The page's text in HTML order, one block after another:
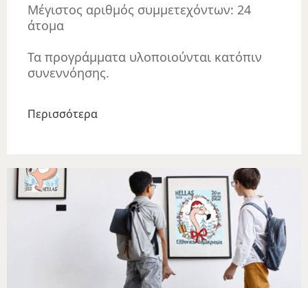
Μέγιστος αριθμός συμμετεχόντων: 24
άτομα
Τα προγράμματα υλοποιούνται κατόπιν
συνεννόησης.
Περισσότερα